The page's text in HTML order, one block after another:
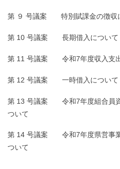
第 ９ 号議案 特別賦課金の徴収
第 10 号議案 長期借入について
第 11 号議案 令和7年度収入支
第 12 号議案 一時借入について
第 13 号議案 令和7年度組合員資
ついて
第 14 号議案 令和7年度県営事業
ついて